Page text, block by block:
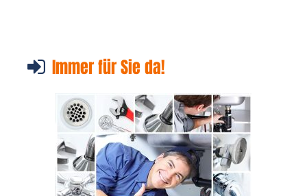
Immer für Sie da!